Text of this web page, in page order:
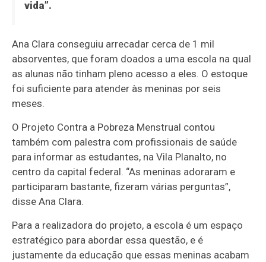
vida”.
Ana Clara conseguiu arrecadar cerca de 1 mil
absorventes, que foram doados a uma escola na qual
as alunas não tinham pleno acesso a eles. O estoque
foi suficiente para atender às meninas por seis
meses.
O Projeto Contra a Pobreza Menstrual contou
também com palestra com profissionais de saúde
para informar as estudantes, na Vila Planalto, no
centro da capital federal. “As meninas adoraram e
participaram bastante, fizeram várias perguntas”,
disse Ana Clara.
Para a realizadora do projeto, a escola é um espaço
estratégico para abordar essa questão, e é
justamente da educação que essas meninas acabam